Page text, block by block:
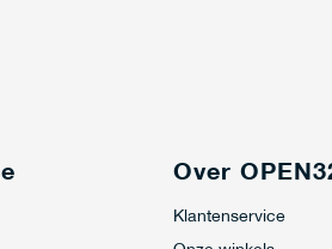
Over
Klantenservice